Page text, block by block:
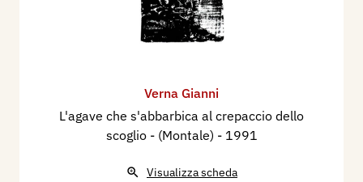
Verna Gianni
L'agave che s'abbarbica al crepaccio dello
scoglio - (Montale) - 1991
Visualizza scheda